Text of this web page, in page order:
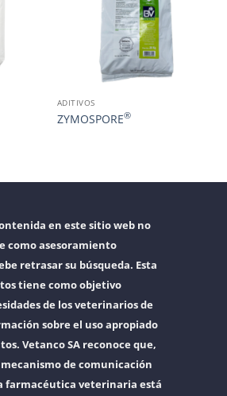
ADITIVOS
ZYMOSPORE®
en este sitio web no
como asesoramiento
retrasar su búsqueda. Esta
tiene como objetivo
de los veterinarios de
sobre el uso apropiado
Vetanco SA reconoce que,
de comunicación
farmacéutica veterinaria está